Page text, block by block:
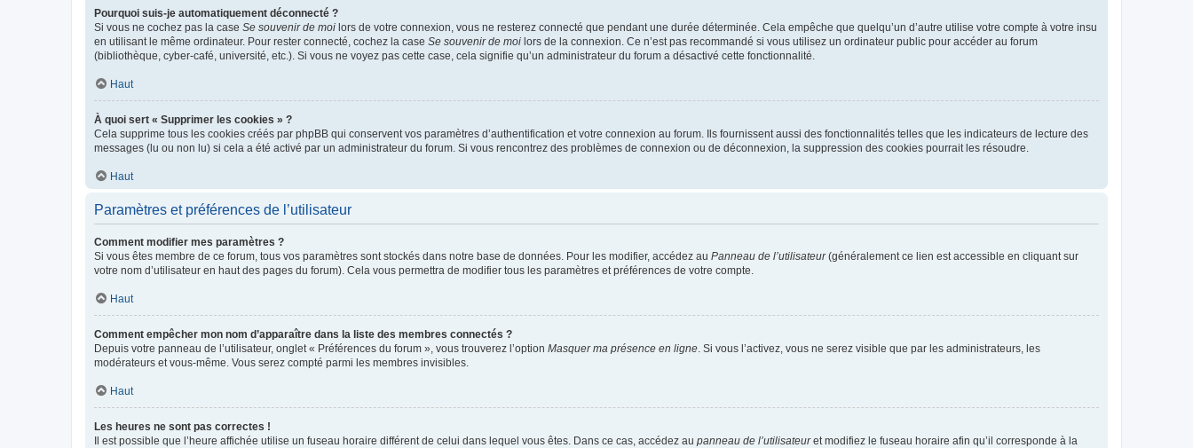
Pourquoi suis-je automatiquement déconnecté ?
Si vous ne cochez pas la case Se souvenir de moi lors de votre connexion, vous ne resterez connecté que pendant une durée déterminée. Cela empêche que quelqu’un d’autre utilise votre compte à votre insu
en utilisant le même ordinateur. Pour rester connecté, cochez la case Se souvenir de moi lors de la connexion. Ce n’est pas recommandé si vous utilisez un ordinateur public pour accéder au forum
(bibliothèque, cyber-café, université, etc.). Si vous ne voyez pas cette case, cela signifie qu’un administrateur du forum a désactivé cette fonctionnalité.
Haut
À quoi sert « Supprimer les cookies » ?
Cela supprime tous les cookies créés par phpBB qui conservent vos paramètres d’authentification et votre connexion au forum. Ils fournissent aussi des fonctionnalités telles que les indicateurs de lecture des
messages (lu ou non lu) si cela a été activé par un administrateur du forum. Si vous rencontrez des problèmes de connexion ou de déconnexion, la suppression des cookies pourrait les résoudre.
Haut
Paramètres et préférences de l’utilisateur
Comment modifier mes paramètres ?
Si vous êtes membre de ce forum, tous vos paramètres sont stockés dans notre base de données. Pour les modifier, accédez au Panneau de l’utilisateur(généralement ce lien est accessible en cliquant sur
votre nom d’utilisateur en haut des pages du forum). Cela vous permettra de modifier tous les paramètres et préférences de votre compte.
Haut
Comment empêcher mon nom d’apparaître dans la liste des membres connectés ?
Depuis votre panneau de l’utilisateur, onglet « Préférences du forum », vous trouverez l’option Masquer ma présence en ligne. Si vous l’activez, vous ne serez visible que par les administrateurs, les
modérateurs et vous-même. Vous serez compté parmi les membres invisibles.
Haut
Les heures ne sont pas correctes !
Il est possible que l’heure affichée utilise un fuseau horaire différent de celui dans lequel vous êtes. Dans ce cas, accédez au panneau de l’utilisateuret modifiez le fuseau horaire afin qu’il corresponde à la